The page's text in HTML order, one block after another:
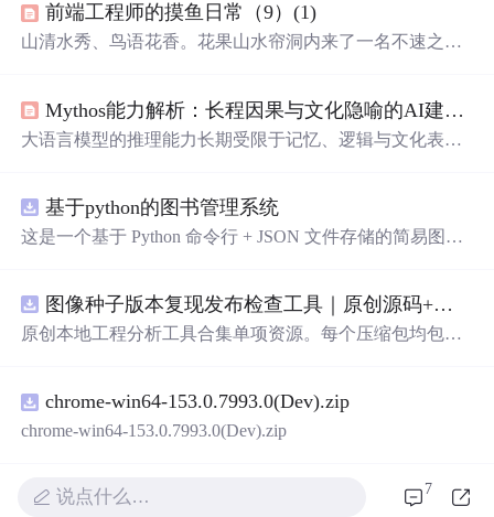
前端工程师的摸鱼日常（9）(1)
山清水秀、鸟语花香。花果山水帘洞内来了一名不速之
这是什么鬼地方。卧槽，怎么这么多猴儿？”张大炮反复回
忆之前发生的事情。“莫不是魔幻手机真的可以去任何地
看你骨骼惊奇，随老夫修仙吧。不出3年，你必定是一位大
才！”一只猿猴儿说话了，在这花果山水帘洞待了500年
了，他实在太寂寞了。“卧槽？
Mythos能力解析：长程因果与文化隐喻的AI建模突破
大语言模型的推理能力长期受限于记忆、逻辑与文化表征
对长程因果链、多角色动机嵌套及文化隐喻系统的联合建
模，其核心在于跨模态因果图谱（CCG）、角色动机嵌套
约束条件的理解与响应机制，显著增强历史推演、非遗复
原、司法推理等强一致性场景的工程可行性。尤其在处理
敦煌文献、清代司法档案、苗族古歌等需时空
基于python的图书管理系统
这是一个基于 Python 命令行 + JSON 文件存储的简易图书
添加、删除、修改、搜索（按书名/作者/ISBN），每本书
记录馆藏总数和当前可借数量。 学生管理：支持学生信息
过借阅上限、是否重复借阅；还书时自动判断是否逾期
（期限 30 天）；支持查看全部借阅记录、逾期记录和某人
→ 业务层 → 界面层），职责清晰，易于扩展或替换（比
图像种子版本复现发布检查工具｜原创源码+测试+离线报告
原创本地工程分析工具合集单项资源。每个压缩包均包含
行效果图、README、运行说明、功能清单、MIT License
及原创授权声明。Node.js 18+ 可直接运行，零第三方运行
chrome-win64-153.0.7993.0(Dev).zip
chrome-win64-153.0.7993.0(Dev).zip
说点什么… 7